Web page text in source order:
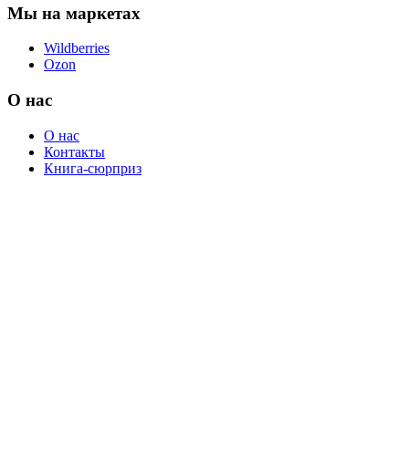
Мы на маркетах
Wildberries
Ozon
О нас
О нас
Контакты
Книга-сюрприз